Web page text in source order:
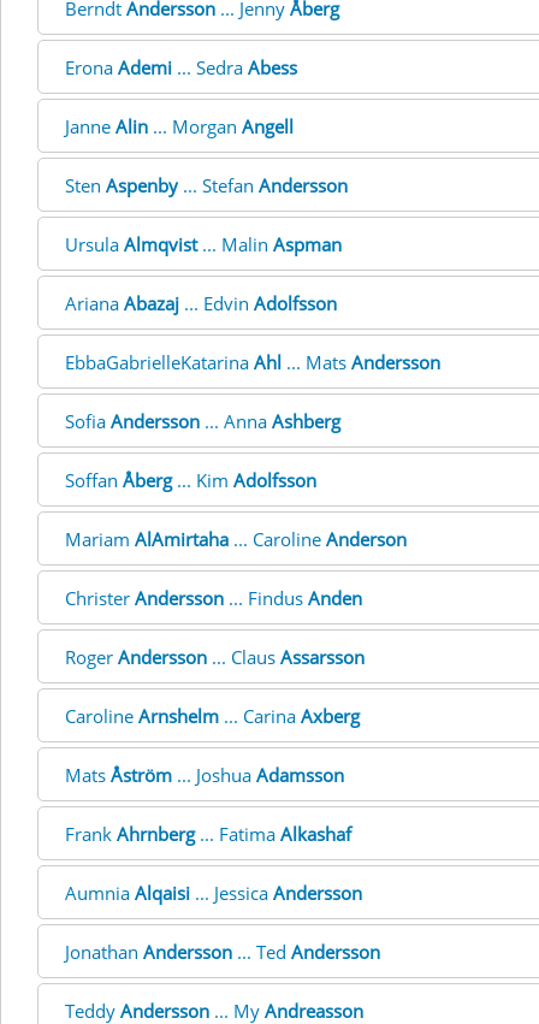
Berndt Andersson ... Jenny Åberg
Erona Ademi ... Sedra Abess
Janne Alin ... Morgan Angell
Sten Aspenby... Stefan Andersson
Ursula Almqvist... Malin Aspman
Ariana Abazaj ... Edvin Adolfsson
EbbaGabrielleKatarina Ahl ... Mats Andersson
Sofia Andersson ... Anna Ashberg
Soffan Åberg... Kim Adolfsson
Mariam AlAmirtaha ... Caroline Anderson
Christer Andersson ... Findus Anden
Roger Andersson ... Claus Assarsson
Caroline Arnshelm ... Carina Axberg
Mats Åström ... Joshua Adamsson
Frank Ahrnberg... Fatima Alkashaf
Aumnia Alqaisi ... Jessica Andersson
Jonathan Andersson ... Ted Andersson
Teddy Andersson ... My Andreasson